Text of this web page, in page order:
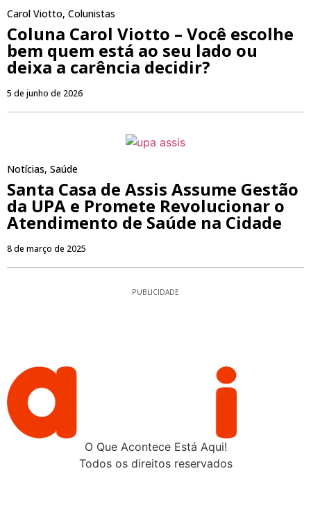
Carol Viotto, Colunistas
Coluna Carol Viotto – Você escolhe
bem quem está ao seu lado ou
deixa a carência decidir?
5 de junho de 2026
Notícias, Saúde
Santa Casa de Assis Assume Gestão
da UPA e Promete Revolucionar o
Atendimento de Saúde na Cidade
8 de março de 2025
PUBLICIDADE
O Que Acontece Está Aqui!
Todos os direitos reservados